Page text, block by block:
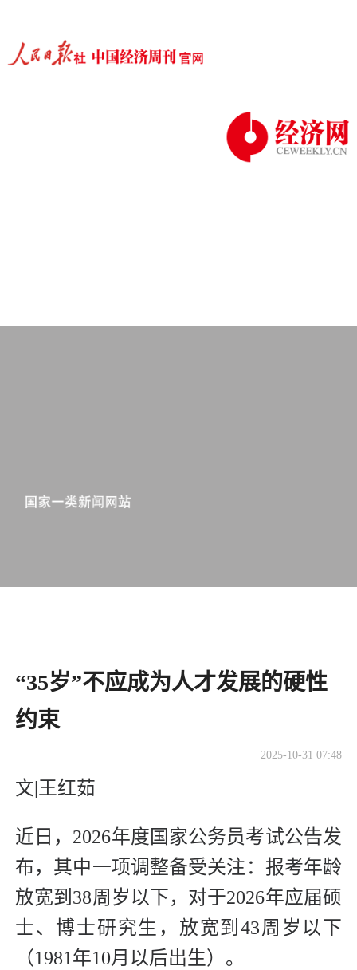
​“35岁”不应成为人才发展的硬性
约束
2025-10-31 07:48
文|王红茹
近日，2026年度国家公务员考试公告发
布，其中一项调整备受关注：报考年龄
放宽到38周岁以下，对于2026年应届硕
士、博士研究生，放宽到43周岁以下
（1981年10月以后出生）。